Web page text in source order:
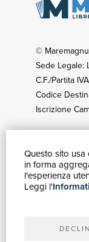
Questo sito
in forma
l'esperienza
Leggi l'
©
Sede Legale:
C.F./Partita
Codice
Iscrizione